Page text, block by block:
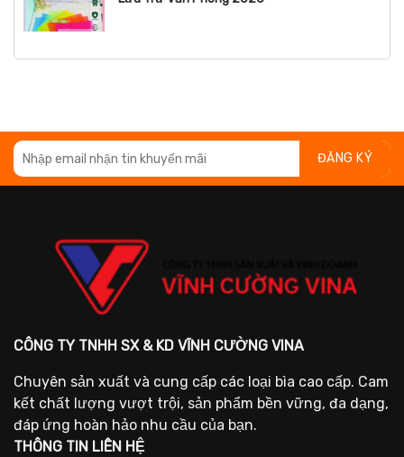
CÔNG TY TNHH SX & KD VĨNH CƯỜNG VINA
Chuyên sản xuất và cung cấp các loại bìa cao cấp. Cam
kết chất lượng vượt trội, sản phẩm bền vững, đa dạng,
đáp ứng hoàn hảo nhu cầu của bạn.
THÔNG TIN LIÊN HỆ